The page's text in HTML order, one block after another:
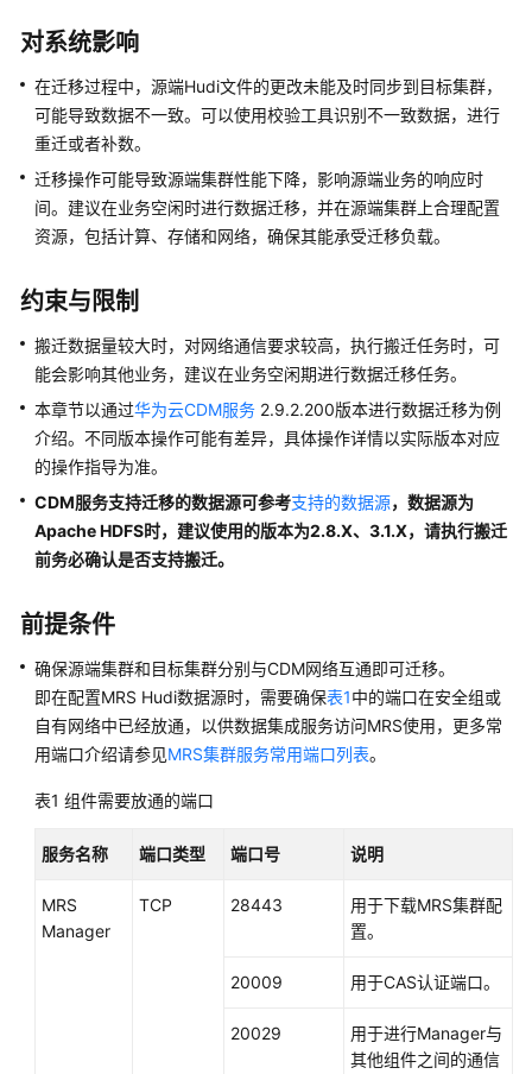
通
最
佳
实
践
佳
实
践
汇
总
数
据
据
移
数
据
移
案
对系统影响
在迁移过程中，源端Hudi文件的更改未能及时同步到目标集群，
可能导致数据不一致。可以使用校验工具识别不一致数据，进行
重迁或者补数。
迁移操作可能导致源端集群性能下降，影响源端业务的响应时
间。建议在业务空闲时进行数据迁移，并在源端集群上合理配置
资源，包括计算、存储和网络，确保其能承受迁移负载。
约束与限制
搬迁数据量较大时，对网络通信要求较高，执行搬迁任务时，可
能会影响其他业务，建议在业务空闲期进行数据迁移任务。
本章节以通过华为云CDM服务 2.9.2.200版本进行数据迁移为例
介绍。不同版本操作可能有差异，具体操作详情以实际版本对应
的操作指导为准。
CDM服务支持迁移的数据源可参考支持的数据源，数据源为
Apache HDFS时，建议使用的版本为2.8.X、3.1.X，请执行搬迁
前务必确认是否支持搬迁。
前提条件
确保源端集群和目标集群分别与CDM网络互通即可迁移。
即在配置MRS Hudi数据源时，需要确保表1中的端口在安全组或
自有网络中已经放通，以供数据集成服务访问MRS使用，更多常
用端口介绍请参见MRS集群服务常用端口列表。
表1 组件需要放通的端口
服务名称 端口类型 端口号 说明
MRS
Manager
TCP 28443
用于下载MRS集群配
置。
20009 用于CAS认证端口。
20029
用于进行Manager与
其他组件之间的通信